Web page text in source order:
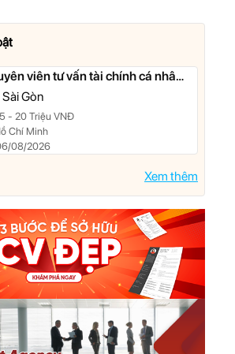
viên tư vấn tài chính cá nhân
lý Khách hàng Ưu tiên
Gòn
- 20 Triệu VNĐ
Chí Minh
08/2026
Xem thêm